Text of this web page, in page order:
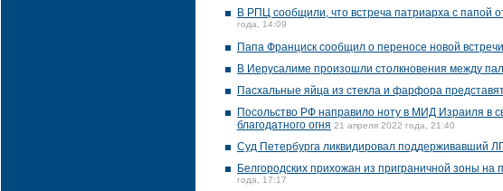
В РПЦ сообщили, что встреча патриарха с папой
года, 14:09
Папа Франциск сообщил о переносе новой
В Иерусалиме произошли столкновения между
Пасхальные яйца из стекла и фарфора
Посольство РФ направило ноту в МИД Израиля в
благодатного огня 21 апреля 2022 года, 21:40
Суд Петербурга ликвидировал поддерживавший
Белгородских прихожан из приграничной зоны
года, 17:17